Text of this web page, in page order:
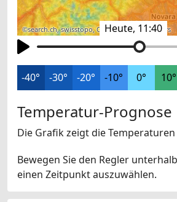
Heute, 11:40
©search.ch,swisstopo,OpenStreetMap ,others
-40° -30° -20° -10° 0° 10°
Temperatur-Prognose
Die Grafik zeigt die
Bewegen Sie den Regler
einen Zeitpunkt auszuwählen.